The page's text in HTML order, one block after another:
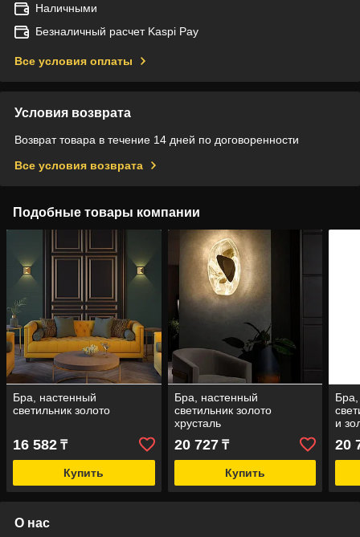
Наличными
Безналичный расчет Kaspi Pay
Все условия оплаты
Условия возврата
Возврат товара в течение 14 дней по договоренности
Все условия возврата
Подобные товары компании
Бра, настенный
светильник золото
16 582 ₸
Купить
Бра, настенный
светильник золото
хрусталь
20 727₸
Купить
и
20
О нас